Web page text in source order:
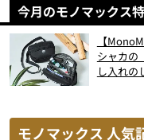
今月のモノマックス
【
シャカの
し入れの
モノマックス 人気